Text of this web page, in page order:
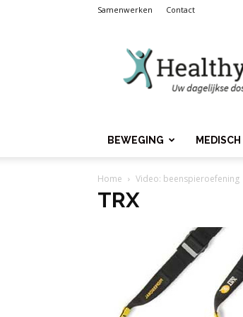
Samenwerken Contact
BEWEGING MEDISCH
Home Video: beenspieroefening
TRX